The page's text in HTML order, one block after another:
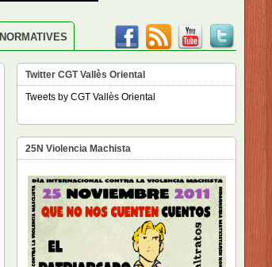
NORMATIVES
Twitter CGT Vallès Oriental
Tweets by CGT Vallès Oriental
25N Violencia Machista